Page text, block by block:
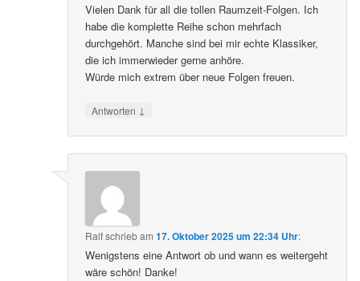
Vielen Dank für all die tollen Raumzeit-Folgen. Ich
habe die komplette Reihe schon mehrfach
durchgehört. Manche sind bei mir echte Klassiker,
die ich immerwieder gerne anhöre.
Würde mich extrem über neue Folgen freuen.
Antworten ↓
Ralfschriebam17. Oktober 2025 um 22:34 Uhr:
Wenigstens eine Antwort ob und wann es weitergeht
wäre schön! Danke!